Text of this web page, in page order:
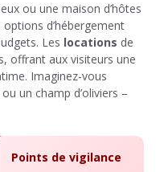
ou une maison d’hôtes
d’hébergement
Les locations de
offrant aux visiteurs une
Imaginez-vous
un champ d’oliviers –
Points de vigilance